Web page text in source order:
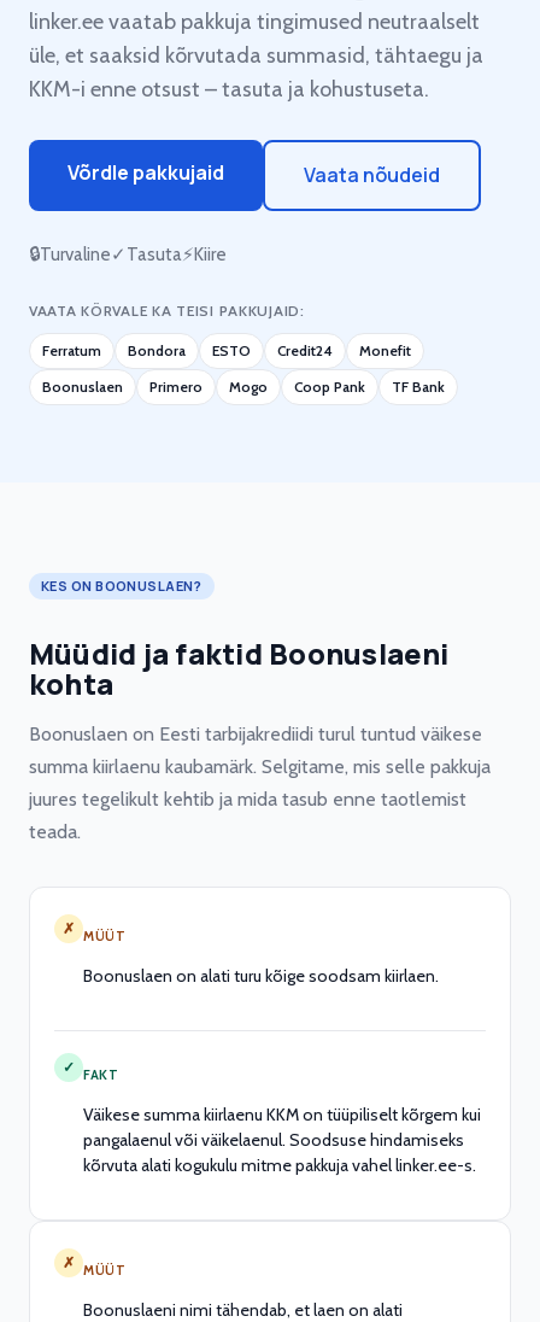
linker.ee vaatab pakkuja tingimused neutraalselt
üle, et saaksid kõrvutada summasid, tähtaegu ja
KKM-i enne otsust – tasuta ja kohustuseta.
Võrdle pakkujaid Vaata nõudeid
🔒Turvaline✓ Tasuta⚡Kiire
VAATA KÕRVALE KA TEISI PAKKUJAID:
Ferratum Bondora ESTO Credit24
Monefit
Boonuslaen
Primero Mogo Coop Pank TF Bank
KES ON BOONUSLAEN?
Müüdid ja faktid Boonuslaeni
kohta
Boonuslaen on Eesti tarbijakrediidi turul tuntud väikese
summa kiirlaenu kaubamärk. Selgitame, mis selle pakkuja
juures tegelikult kehtib ja mida tasub enne taotlemist
teada.
✗ MÜÜT
Boonuslaen on alati turu kõige soodsam kiirlaen.
✓ FAKT
Väikese summa kiirlaenu KKM on tüüpiliselt kõrgem kui
pangalaenul või väikelaenul. Soodsuse hindamiseks
kõrvuta alati kogukulu mitme pakkuja vahel linker.ee-s.
✗ MÜÜT
Boonuslaeni nimi tähendab, et laen on alati